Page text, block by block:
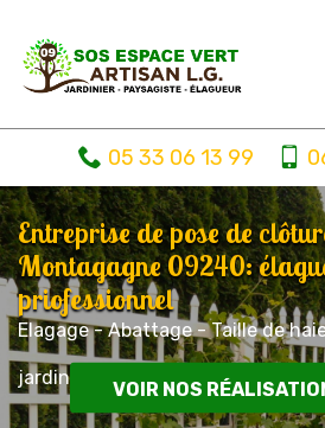
05 33 06 13 99
Entreprise de pose de
Montagagne 09240:
priofessionnel
Elagage - Abattage - Taille de
jardin
VOIR NOS